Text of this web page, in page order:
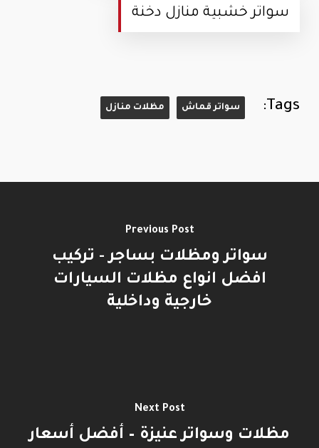
سواتر خشبية منازل دخنة
Tags: سواتر قماش مظلات منازل
Previous Post
سواتر ومظلات بساجر - تركيب
افضل انواع مظلات السيارات
خارجية وداخلية
Next Post
مظلات وسواتر عنيزة – أفضل أسعار